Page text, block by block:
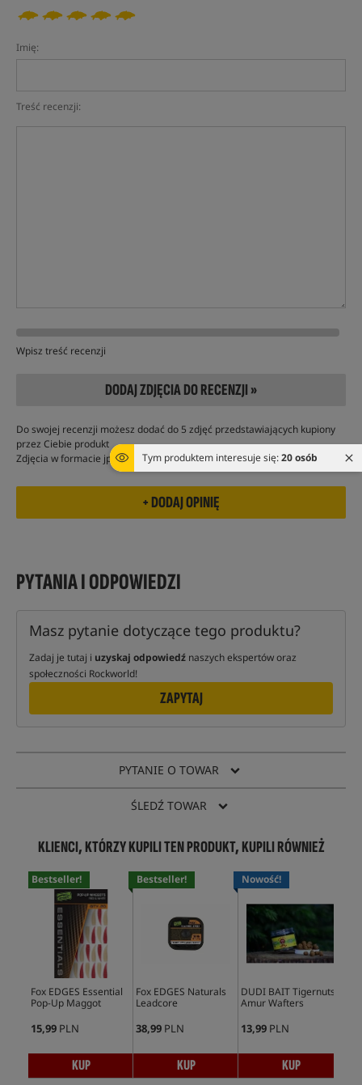
Tym produktem interesuje się:20 osób
Imię:
Treść recenzji:
Wpisz treść recenzji
DODAJ ZDJĘCIA DO RECENZJI »
Do swojej recenzji możesz dodać do 5 zdjęć przedstawiających kupiony
przez Ciebie produkt
Zdjęcia w formacie jpg, nie powinny przekraczać 2 MB
PYTANIA I ODPOWIEDZI
Masz pytanie dotyczące tego produktu?
Zadaj je tutaj i uzyskaj odpowiedź naszych ekspertów oraz
społeczności Rockworld!
ZAPYTAJ
PYTANIE O TOWAR
ŚLEDŹ TOWAR
KLIENCI, KTÓRZY KUPILI TEN PRODUKT, KUPILI RÓWNIEŻ
Bestseller!
Fox EDGES Essential
Pop-Up Maggot
15,99 PLN
KUP
Bestseller!
Fox EDGES Naturals
Leadcore
38,99 PLN
KUP
Nowość!
DUDI BAIT Tigernuts
Amur Wafters
13,99 PLN
KUP